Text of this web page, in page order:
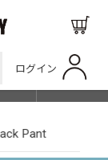
ログイン
SHOP LIST
Pant